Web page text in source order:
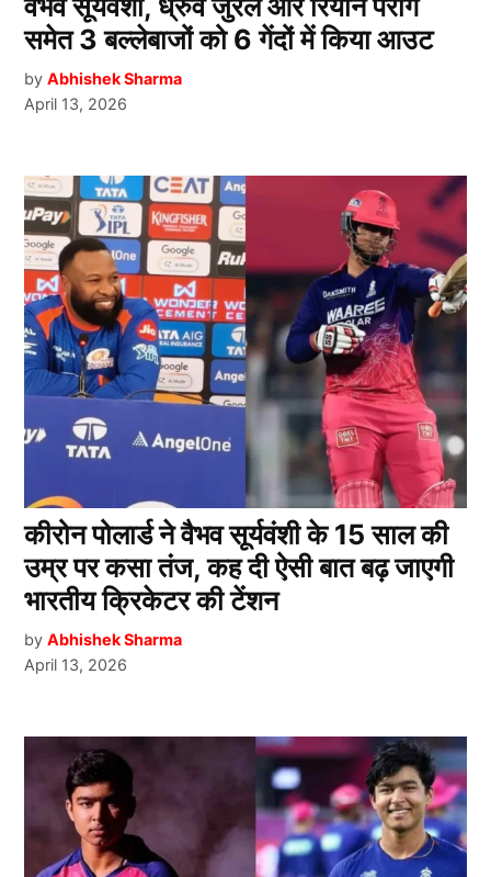
वैभव सूर्यवंशी, ध्रुव जुरेल और रियान पराग
समेत 3 बल्लेबाजों को 6 गेंदों में किया आउट
by Abhishek Sharma
April 13, 2026
कीरोन पोलार्ड ने वैभव सूर्यवंशी के 15 साल की
उम्र पर कसा तंज, कह दी ऐसी बात बढ़ जाएगी
भारतीय क्रिकेटर की टेंशन
by Abhishek Sharma
April 13, 2026